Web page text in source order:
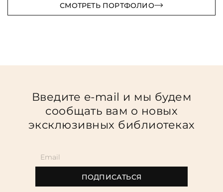
СМОТРЕТЬ ПОРТФОЛИО
Введите e-mail и мы будем
сообщать вам о новых
эксклюзивных библиотеках
ПОДПИСАТЬСЯ